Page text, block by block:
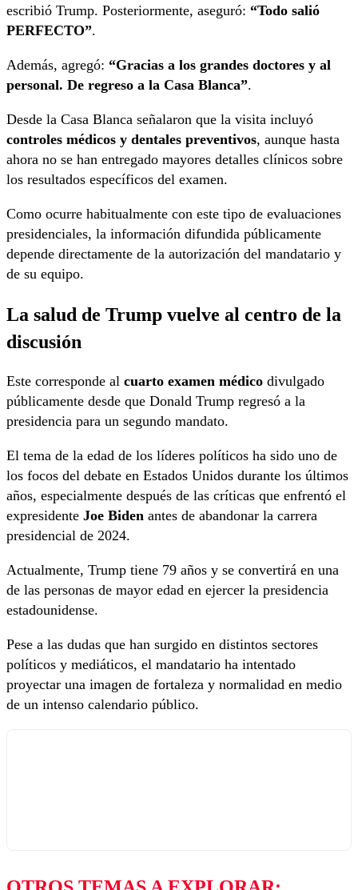
escribió Trump. Posteriormente, aseguró: “Todo salió
PERFECTO”.
Además, agregó: “Gracias a los grandes doctores y al
personal. De regreso a la Casa Blanca”.
Desde la Casa Blanca señalaron que la visita incluyó
controles médicos y dentales preventivos, aunque hasta
ahora no se han entregado mayores detalles clínicos sobre
los resultados específicos del examen.
Como ocurre habitualmente con este tipo de evaluaciones
presidenciales, la información difundida públicamente
depende directamente de la autorización del mandatario y
de su equipo.
La salud de Trump vuelve al centro de la
discusión
Este corresponde al cuarto examen médico divulgado
públicamente desde que Donald Trump regresó a la
presidencia para un segundo mandato.
El tema de la edad de los líderes políticos ha sido uno de
los focos del debate en Estados Unidos durante los últimos
años, especialmente después de las críticas que enfrentó el
expresidente Joe Biden antes de abandonar la carrera
presidencial de 2024.
Actualmente, Trump tiene 79 años y se convertirá en una
de las personas de mayor edad en ejercer la presidencia
estadounidense.
Pese a las dudas que han surgido en distintos sectores
políticos y mediáticos, el mandatario ha intentado
proyectar una imagen de fortaleza y normalidad en medio
de un intenso calendario público.